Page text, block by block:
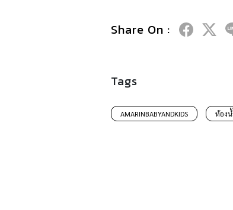
Share On :
Tags
AMARINBABYANDKIDS ห้อง